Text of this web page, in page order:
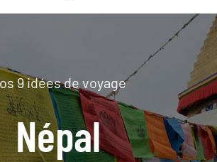
9 idées de voyage
Népal